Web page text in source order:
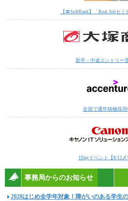
【〓SoftBank】「Real Jobセミ
新卒・中途エントリー
全国で通年積極採用
1Dayイベント【8/12〆
事務局からのお知らせ
2028はじめ全学年対象！障がいのある学生